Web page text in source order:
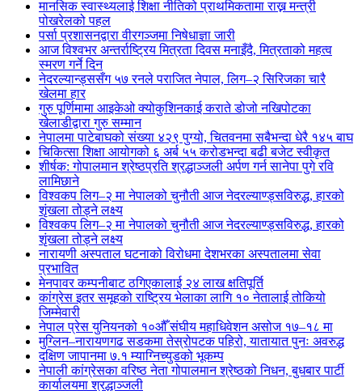
मानसिक स्वास्थ्यलाई शिक्षा नीतिको प्राथमिकतामा राख्न मन्त्री
पोखरेलको पहल
पर्सा प्रशासनद्वारा वीरगञ्जमा निषेधाज्ञा जारी
आज विश्वभर अन्तर्राष्ट्रिय मित्रता दिवस मनाइँदै, मित्रताको महत्व
स्मरण गर्ने दिन
नेदरल्यान्ड्ससँग ५७ रनले पराजित नेपाल, लिग–२ सिरिजका चारै
खेलमा हार
गुरु पूर्णिमामा आइकेओ क्योकुशिनकाई कराते डोजो नखिपोटका
खेलाडीद्वारा गुरु सम्मान
नेपालमा पाटेबाघको संख्या ४२९ पुग्यो, चितवनमा सबैभन्दा धेरै १४५ बाघ
चिकित्सा शिक्षा आयोगको ६ अर्ब ५५ करोडभन्दा बढी बजेट स्वीकृत
शीर्षक: गोपालमान श्रेष्ठप्रति श्रद्धाञ्जली अर्पण गर्न सानेपा पुगे रवि
लामिछाने
विश्वकप लिग–२ मा नेपालको चुनौती आज नेदरल्याण्ड्सविरुद्ध, हारको
शृंखला तोड्ने लक्ष्य
विश्वकप लिग–२ मा नेपालको चुनौती आज नेदरल्याण्ड्सविरुद्ध, हारको
शृंखला तोड्ने लक्ष्य
नारायणी अस्पताल घटनाको विरोधमा देशभरका अस्पतालमा सेवा
प्रभावित
मेनपावर कम्पनीबाट ठगिएकालाई २४ लाख क्षतिपूर्ति
कांग्रेस इतर समूहको राष्ट्रिय भेलाका लागि १० नेतालाई तोकियो
जिम्मेवारी
नेपाल प्रेस युनियनको १०औँ संघीय महाधिवेशन असोज १७–१८ मा
मुग्लिन–नारायणगढ सडकमा तेस्रोपटक पहिरो, यातायात पुनः अवरुद्ध
दक्षिण जापानमा ७.१ म्याग्निच्युडको भूकम्प
नेपाली कांग्रेसका वरिष्ठ नेता गोपालमान श्रेष्ठको निधन, बुधबार पार्टी
कार्यालयमा श्रद्धाञ्जली